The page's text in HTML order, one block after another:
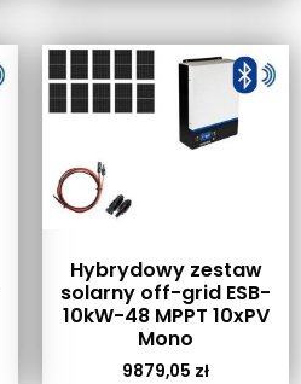
Hybrydowy zestaw
solarny off-grid ESB-
10kW-48 MPPT 10xPV
Mono
9879,05 zł